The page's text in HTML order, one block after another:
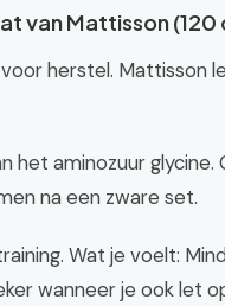
van Mattisson (120
herstel. Mattisson
het aminozuur
na een zware set.
Wat je voelt:
wanneer je ook let